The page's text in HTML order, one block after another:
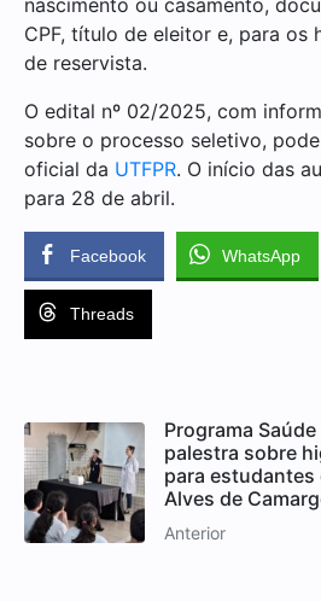
nascimento ou casamento,
CPF, título de eleitor e, para os
de reservista.
O edital nº 02/2025, com
sobre o processo seletivo,
oficial da UTFPR. O início das
para 28 de abril.
Facebook WhatsApp
Threads
Programa
palestra sobre
para
Alves de
Anterior